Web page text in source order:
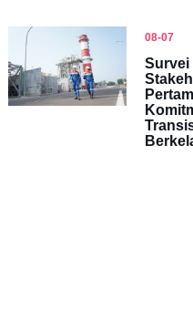
08-07
Survei